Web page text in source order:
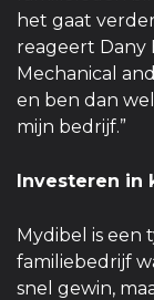
het gaat
reageert Dany
Mechanical
en ben dan
mijn bedrijf.”
Investeren in
Mydibel is een
familiebedrijf
snel gewin,